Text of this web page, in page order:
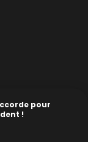
pour
!